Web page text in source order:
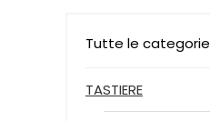
Tutte le categorie
TASTIERE